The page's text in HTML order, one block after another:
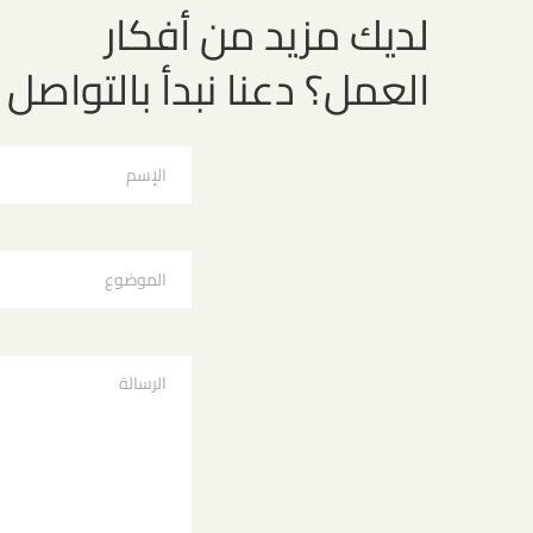
لديك مزيد من أفكار
العمل؟ دعنا نبدأ بالتواصل